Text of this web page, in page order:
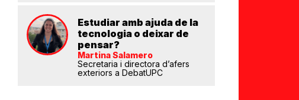
Estudiar amb ajuda de la
tecnologia o deixar de
pensar?
Martina Salamero
Secretaria i directora d’afers
exteriors a DebatUPC